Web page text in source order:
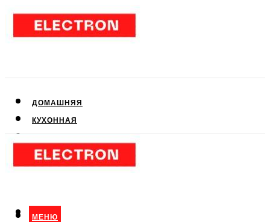
ДОМАШНЯЯ
КУХОННАЯ
КЛИМАТИЧЕСКАЯ
МЕНЮ
МЕНЮ